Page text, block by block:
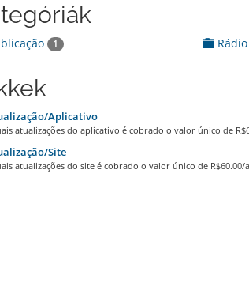
1 Rádio
Aplicativo
atualizações do aplicativo é cobrado o valor único de
Site
atualizações do site é cobrado o valor único de R$60.00/